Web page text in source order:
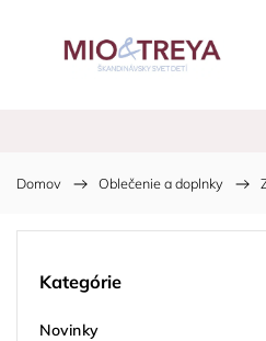
Domov / Oblečenie a doplnky /
Kategórie
Novinky